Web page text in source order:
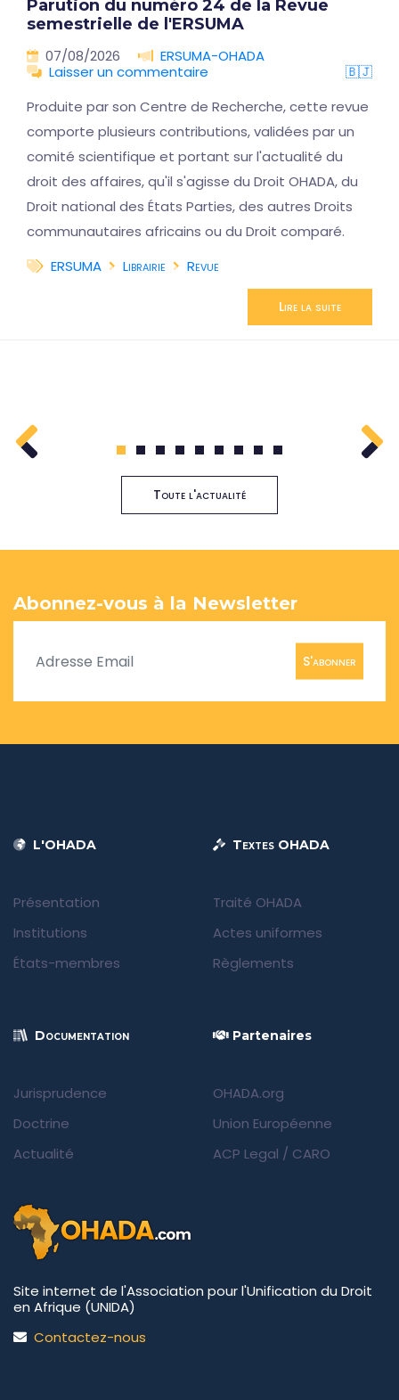
Parution du numéro 24 de la Revue
semestrielle de l'ERSUMA
07/08/2026
ERSUMA-OHADA
Laisser un commentaire
🇧🇯
Produite par son Centre de Recherche, cette revue
comporte plusieurs contributions, validées par un
comité scientifique et portant sur l'actualité du
droit des affaires, qu'il s'agisse du Droit OHADA, du
Droit national des États Parties, des autres Droits
communautaires africains ou du Droit comparé.
ERSUMA
Librairie Revue
Lire la suite
1 2 3 4 5 6 7 8 9
Toute l'actualité
Abonnez-vous à la Newsletter
S'abonner
L'OHADA
Présentation
Institutions
États-membres
Textes OHADA
Traité OHADA
Actes uniformes
Règlements
Documentation
Jurisprudence
Doctrine
Actualité
Partenaires
OHADA.org
Union Européenne
ACP Legal / CARO
Site internet de l'Association pour l'Unification du Droit
en Afrique (UNIDA)
Contactez-nous